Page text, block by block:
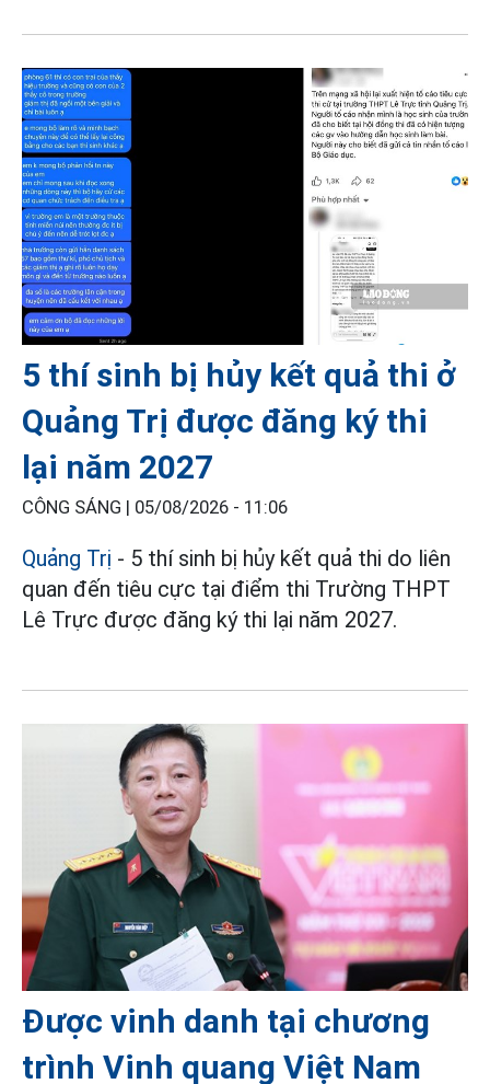
5 thí sinh bị hủy kết quả thi ở
Quảng Trị được đăng ký thi
lại năm 2027
CÔNG SÁNG | 05/08/2026 - 11:06
Quảng Trị - 5 thí sinh bị hủy kết quả thi do liên
quan đến tiêu cực tại điểm thi Trường THPT
Lê Trực được đăng ký thi lại năm 2027.
Được vinh danh tại chương
trình Vinh quang Việt Nam